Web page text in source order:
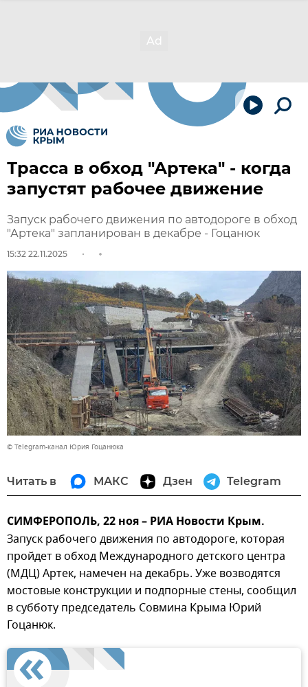
Трасса в обход "Артека" - когда
запустят рабочее движение
Запуск рабочего движения по автодороге в обход
"Артека" запланирован в декабре - Гоцанюк
15:32 22.11.2025
© Telegram-канал Юрия Гоцанюка
Читать в МАКС Дзен Telegram
СИМФЕРОПОЛЬ, 22 ноя – РИА Новости Крым.
Запуск рабочего движения по автодороге, которая
пройдет в обход Международного детского центра
(МДЦ) Артек, намечен на декабрь. Уже возводятся
мостовые конструкции и подпорные стены, сообщил
в субботу председатель Совмина Крыма Юрий
Гоцанюк.